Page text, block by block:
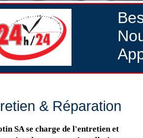
& Réparation
SA se charge de l'entretien et